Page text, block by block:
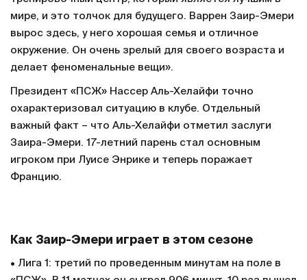
мире, и это толчок для будущего. Варрен Заир-Эмери
вырос здесь, у него хорошая семья и отличное
окружение. Он очень зрелый для своего возраста и
делает феноменальные вещи».
Президент «ПСЖ» Нассер Аль-Хелайфи точно
охарактеризовал ситуацию в клубе. Отдельный
важный факт – что Аль-Хелайфи отметил заслуги
Заира-Эмери. 17-летний парень стал основным
игроком при Луисе Энрике и теперь поражает
Францию.
Как Заир-Эмери играет в этом сезоне
• Лига 1: третий по проведенным минутам на поле в